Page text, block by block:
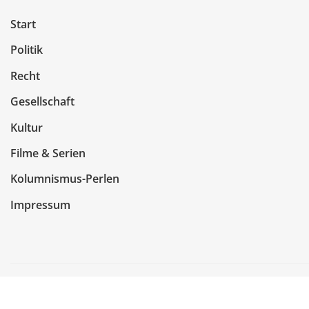
Start
Politik
Recht
Gesellschaft
Kultur
Filme & Serien
Kolumnismus-Perlen
Impressum